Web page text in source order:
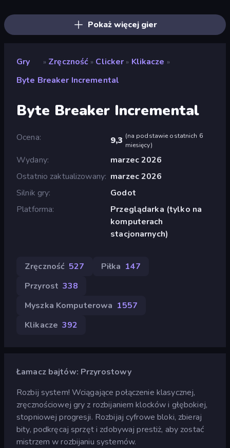
Pokaż więcej gier
Gry » Zręczność » Clicker » Klikacze »
Byte Breaker Incremental
Byte Breaker Incremental
Ocena 9,3 (na podstawie ostatnich 6
miesięcy)
Wydany
marzec 2026
Ostatnio zaktualizowany marzec 2026
Silnik gry
Godot
Platforma
Przeglądarka (tylko na
komputerach
stacjonarnych)
Zręczność 527 Piłka 147
Przyrost 338
Myszka Komputerowa 1557
Klikacze 392
Łamacz bajtów: Przyrostowy
Rozbij system! Wciągające połączenie klasycznej,
zręcznościowej gry z rozbijaniem klocków i głębokiej,
stopniowej progresji. Rozbijaj cyfrowe bloki, zbieraj
bity, podkręcaj sprzęt i zdobywaj prestiż, aby zostać
mistrzem w rozbijaniu systemów.